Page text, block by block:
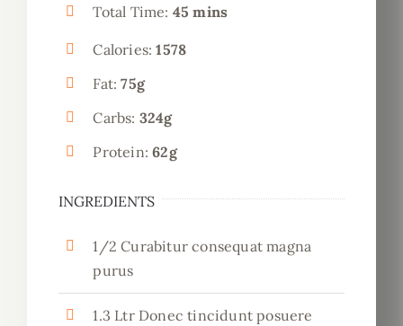
Total Time: 45 mins
Calories:1578
Fat:75g
Carbs: 324g
Protein:62g
INGREDIENTS
1/2 Curabitur consequat magna
purus
1.3 Ltr Donec tincidunt posuere